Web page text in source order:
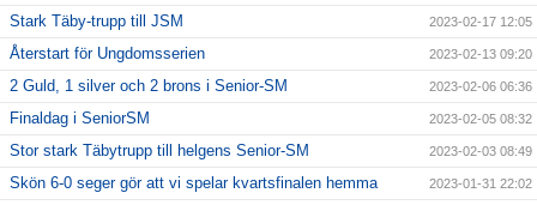
Stark Täby-trupp till JSM 2023-02-17 12:05
Återstart för Ungdomsserien 2023-02-13 09:20
2 Guld, 1 silver och 2 brons i Senior-SM 2023-02-06 06:36
Finaldag i SeniorSM 2023-02-05 08:32
Stor stark Täbytrupp till helgens Senior-SM 2023-02-03 08:49
Skön 6-0 seger gör att vi spelar kvartsfinalen hemma 2023-01-31 22:02